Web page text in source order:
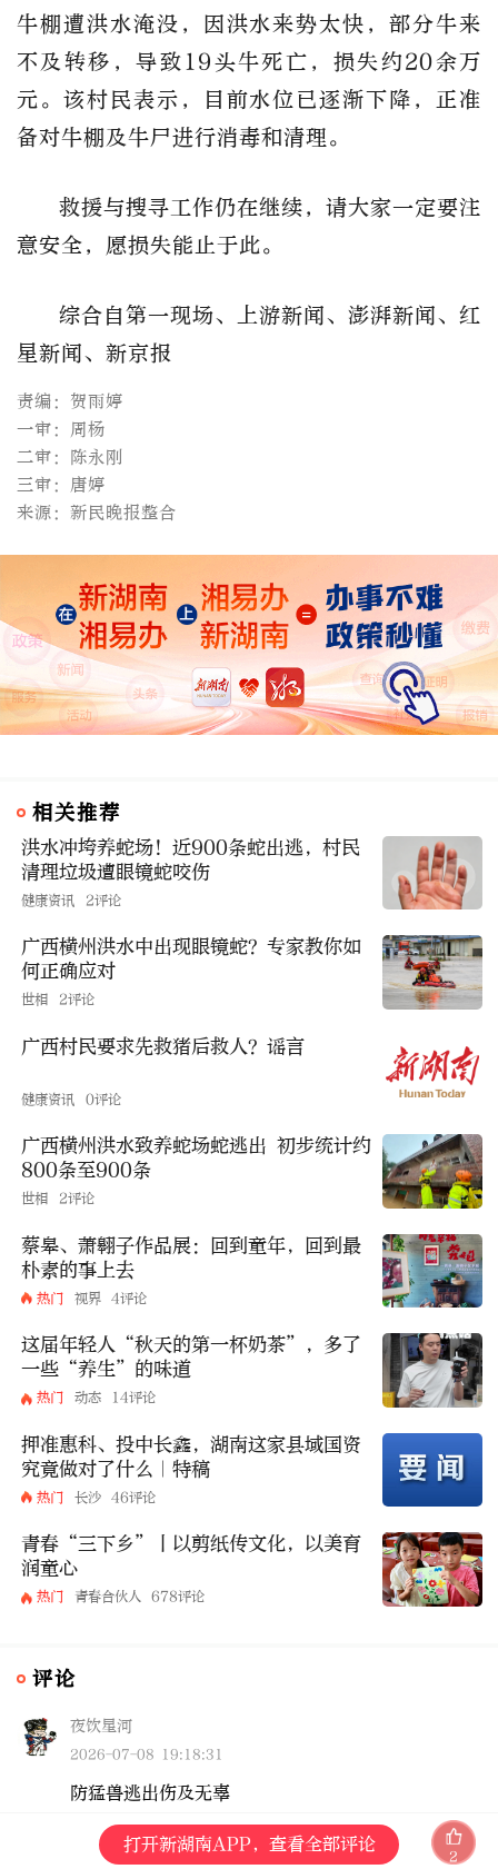
牛棚遭洪水淹没，因洪水来势太快，部分牛来
不及转移，导致19头牛死亡，损失约20余万
元。该村民表示，目前水位已逐渐下降，正准
备对牛棚及牛尸进行消毒和清理。
救援与搜寻工作仍在继续，请大家一定要注
意安全，愿损失能止于此。
综合自第一现场、上游新闻、澎湃新闻、红
星新闻、新京报
责编：贺雨婷
一审：周杨
二审：陈永刚
三审：唐婷
来源：新民晚报整合
相关推荐
洪水冲垮养蛇场！近900条蛇出逃，村民
清理垃圾遭眼镜蛇咬伤
健康资讯 2评论
广西横州洪水中出现眼镜蛇？专家教你如
何正确应对
世相 2评论
广西村民要求先救猪后救人？谣言
健康资讯 0评论
广西横州洪水致养蛇场蛇逃出 初步统计约
800条至900条
世相 2评论
蔡皋、萧翱子作品展：回到童年，回到最
朴素的事上去
热门 视界 4评论
这届年轻人“秋天的第一杯奶茶”，多了
一些“养生”的味道
热门 动态 14评论
押准惠科、投中长鑫，湖南这家县域国资
究竟做对了什么｜特稿
热门 长沙 46评论
青春“三下乡”丨以剪纸传文化，以美育
润童心
热门 青春合伙人 678评论
评论
夜饮星河
2026-07-08 19:18:31
防猛兽逃出伤及无辜
打开新湖南APP，查看全部评论
2